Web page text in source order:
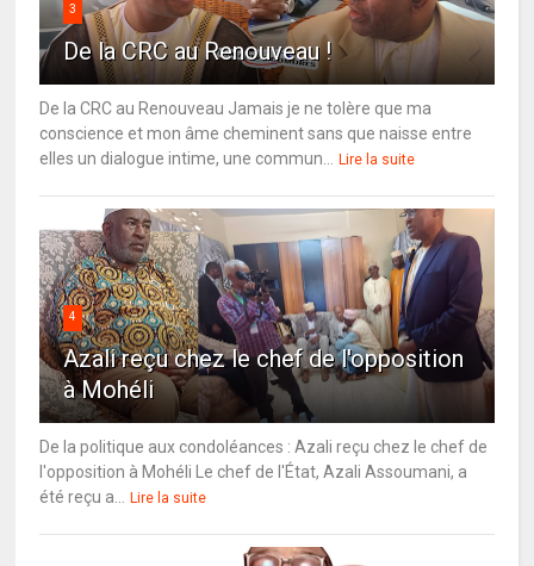
3
De la CRC au Renouveau !
De la CRC au Renouveau Jamais je ne tolère que ma
conscience et mon âme cheminent sans que naisse entre
elles un dialogue intime, une commun... Lire la suite
4
Azali reçu chez le chef de l'opposition
à Mohéli
De la politique aux condoléances : Azali reçu chez le chef de
l'opposition à Mohéli Le chef de l'État, Azali Assoumani, a
été reçu a... Lire la suite